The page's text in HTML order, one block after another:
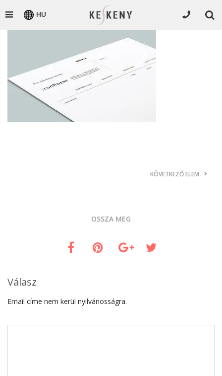
HU
KÖVETKEZŐ ELEM
OSSZA MEG
Válasz
Email címe nem kerül nyilvánosságra.